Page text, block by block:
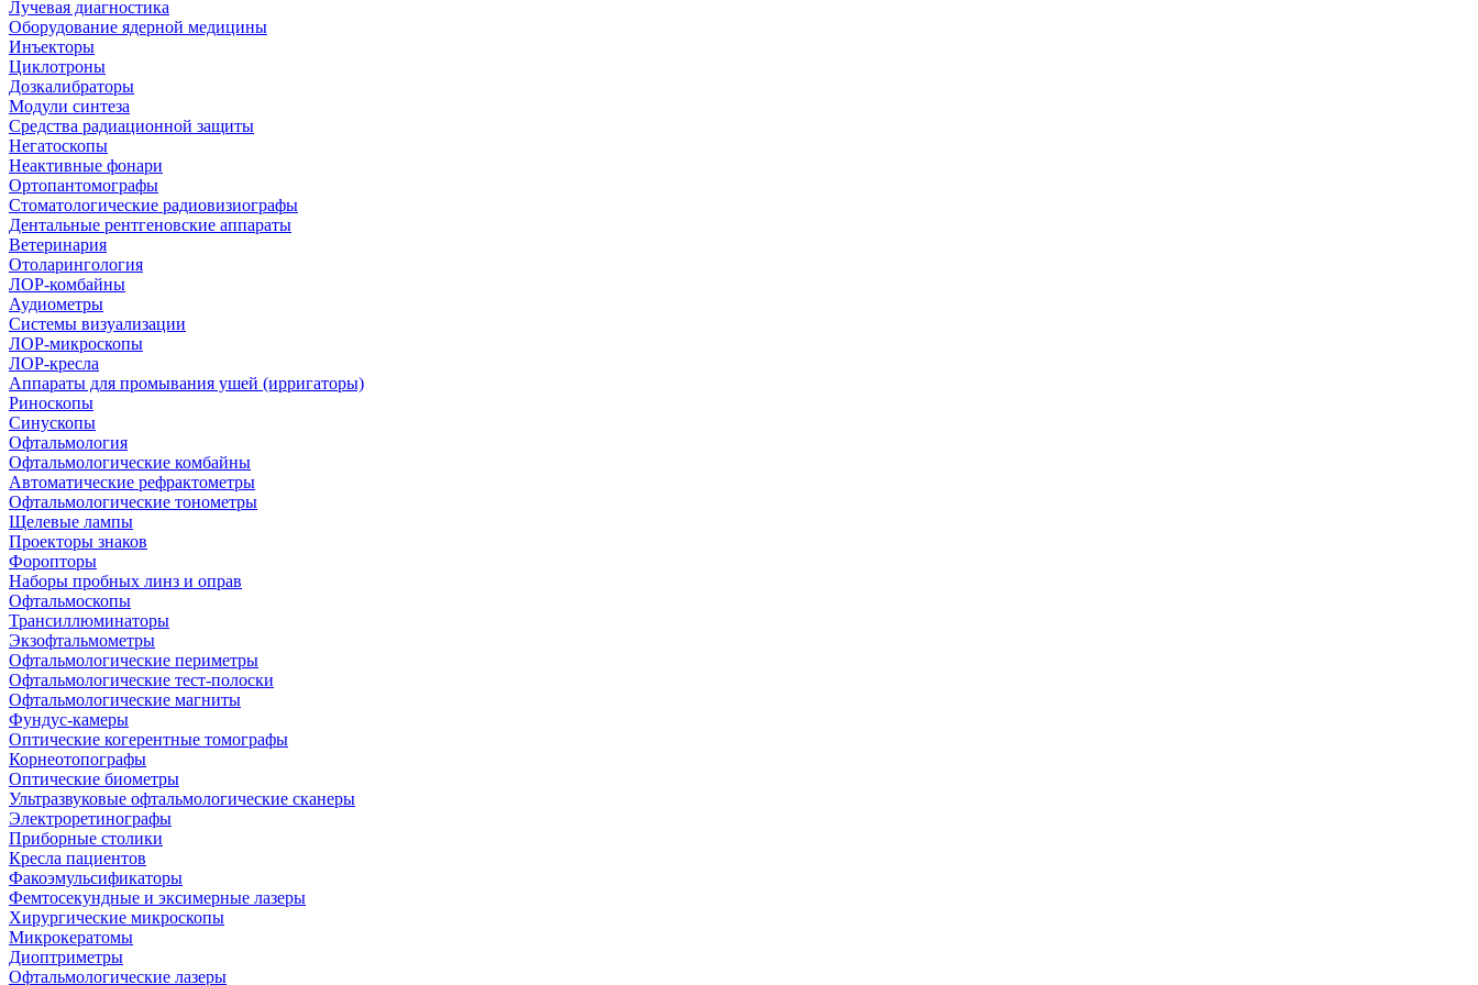
Лучевая диагностика
Оборудование ядерной медицины
Инъекторы
Циклотроны
Дозкалибраторы
Модули синтеза
Средства радиационной защиты
Негатоскопы
Неактивные фонари
Ортопантомографы
Стоматологические радиовизиографы
Дентальные рентгеновские аппараты
Ветеринария
Отоларингология
ЛОР-комбайны
Аудиометры
Системы визуализации
ЛОР-микроскопы
ЛОР-кресла
Аппараты для промывания ушей (ирригаторы)
Риноскопы
Синускопы
Офтальмология
Офтальмологические комбайны
Автоматические рефрактометры
Офтальмологические тонометры
Щелевые лампы
Проекторы знаков
Форопторы
Наборы пробных линз и оправ
Офтальмоскопы
Трансиллюминаторы
Экзофтальмометры
Офтальмологические периметры
Офтальмологические тест-полоски
Офтальмологические магниты
Фундус-камеры
Оптические когерентные томографы
Корнеотопографы
Оптические биометры
Ультразвуковые офтальмологические сканеры
Электроретинографы
Приборные столики
Кресла пациентов
Факоэмульсификаторы
Фемтосекундные и эксимерные лазеры
Хирургические микроскопы
Микрокератомы
Диоптриметры
Офтальмологические лазеры